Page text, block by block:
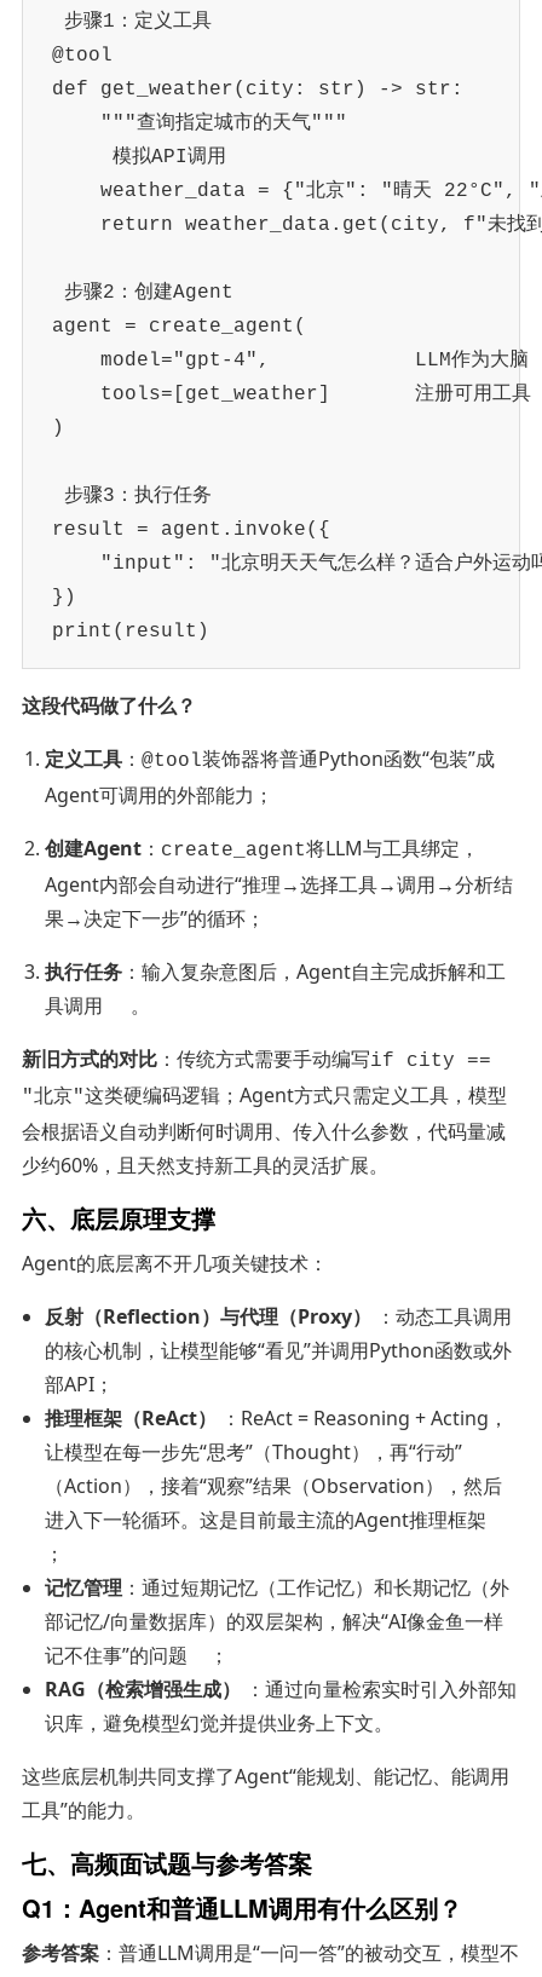
步骤1：定义工具
@tool
def
get_weather( city : str ) - > str :
"""查询指定城市的天气"""
模拟API调用
    weather_data
= { "北京" : "晴天 22°C" ,
return weather_data . get ( city, f"未找
步骤2：创建Agent
agent = create_agent (
    model
="gpt-4" ,
LLM作为大脑
    tools
= get_weather
注册可用工具
)
步骤3：执行任务
result = agent . invoke( {
"input" :
"北京明天天气怎么样？适合户外运动
} )
print ( result )
这段代码做了什么？
定义工具 ：@tool装饰器将普通Python函数“包装”成
Agent可调用的外部能力；
创建Agent ： create_agent将LLM与工具绑定，
Agent内部会自动进行“推理→选择工具→调用→分析结
果→决定下一步”的循环；
执行任务 ：输入复杂意图后，Agent自主完成拆解和工
具调用
。
新旧方式的对比：传统方式需要手动编写if city ==
"北京"这类硬编码逻辑；Agent方式只需定义工具，模型
会根据语义自动判断何时调用、传入什么参数，代码量减
少约60%，且天然支持新工具的灵活扩展。
六、底层原理支撑
Agent的底层离不开几项关键技术：
反射（Reflection）与代理（Proxy）
：动态工具调用
的核心机制，让模型能够“看见”并调用Python函数或外
部API；
推理框架（ReAct）
：ReAct = Reasoning + Acting，
让模型在每一步先“思考”（Thought），再“行动”
（Action），接着“观察”结果（Observation），然后
进入下一轮循环。这是目前最主流的Agent推理框架
；
记忆管理 ：通过短期记忆（工作记忆）和长期记忆（外
部记忆/向量数据库）的双层架构，解决“AI像金鱼一样
记不住事”的问题
；
RAG（检索增强生成）
：通过向量检索实时引入外部知
识库，避免模型幻觉并提供业务上下文。
这些底层机制共同支撑了Agent“能规划、能记忆、能调用
工具”的能力。
七、高频面试题与参考答案
Q1：Agent和普通LLM调用有什么区别？
参考答案：普通LLM调用是“一问一答”的被动交互，模型不